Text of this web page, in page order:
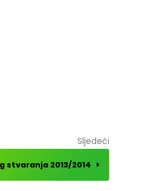
Sljedeći
stvaranja 2013/2014